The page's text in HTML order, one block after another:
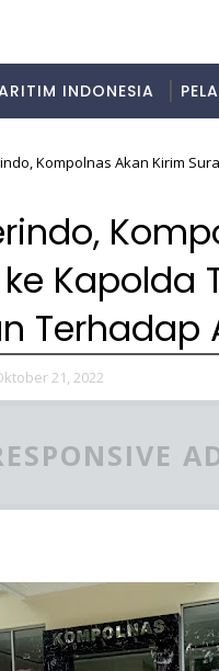
INDONESIA
Kompolnas Akan Kirim
Kapolda
Terhadap
21, 2022